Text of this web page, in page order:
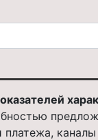
платежа,